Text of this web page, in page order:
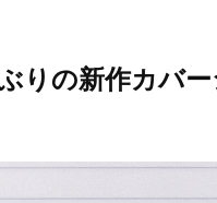
りの新作カバ